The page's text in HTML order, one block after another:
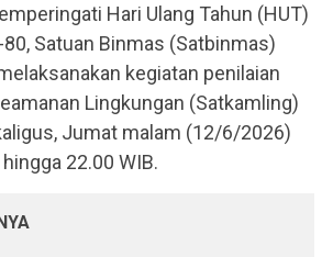
Hari Ulang Tahun (HUT)
Satuan Binmas (Satbinmas)
kegiatan penilaian
Lingkungan (Satkamling)
Jumat malam (12/6/2026)
22.00 WIB.